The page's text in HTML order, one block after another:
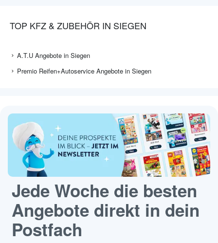
TOP KFZ & ZUBEHÖR IN SIEGEN
A.T.U Angebote in Siegen
Premio Reifen+Autoservice Angebote in Siegen
Jede Woche die besten
Angebote direkt in dein
Postfach